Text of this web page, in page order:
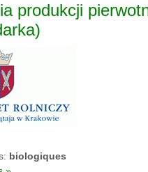
produkcji
biologiques